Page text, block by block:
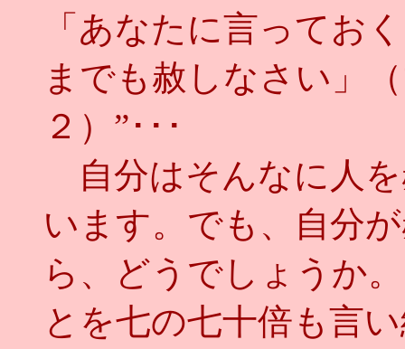
「あなたに言ってお
までも赦しなさい」
２）”･･･
自分はそんなに人
います。でも、自分
ら、どうでしょうか
とを七の七十倍も言